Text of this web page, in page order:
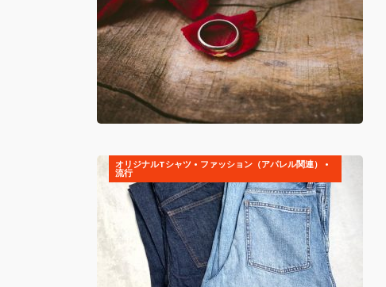
オリジナルTシャツ • ファッション（アパレル関連） •
流行